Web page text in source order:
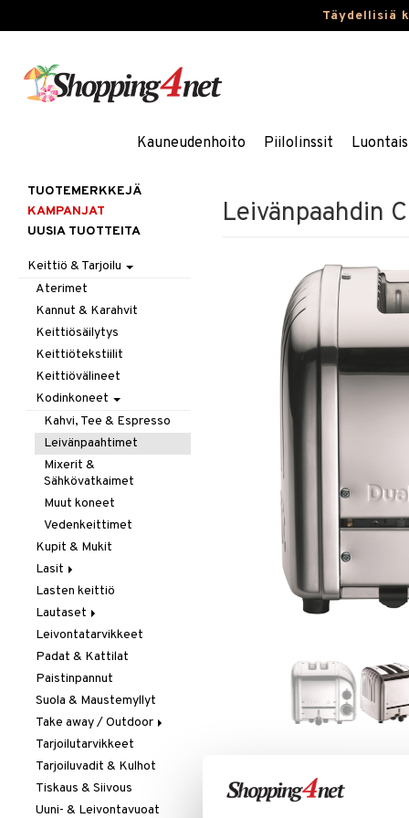
Täydellisiä
Kauneudenhoito Piilolinssit
Leivänpaahdin
LISÄÄ TOIVELISTALLE
TUOTEMERKKEJÄ
KAMPANJAT
UUSIA TUOTTEITA
Keittiö & Tarjoilu
Aterimet
Kannut & Karahvit
Keittiösäilytys
Keittiötekstiilit
Keittiövälineet
Kodinkoneet
Kahvi, Tee & Espresso
Leivänpaahtimet
Mixerit &
Sähkövatkaimet
Muut koneet
Vedenkeittimet
Kupit & Mukit
Lasit
Juoma- & Cocktailasit
Juomalasit
Olutlasit
Shamppanjalasit
Snapsi- & Aveclasit
Viinilasit
Whiskey- & Konjakkilasit
Lasten keittiö
Lautaset
Asetit
Ruokalautaset
Syvät lautaset
Leivontatarvikkeet
Padat & Kattilat
Paistinpannut
Suola & Maustemyllyt
Take away / Outdoor
Eväslaatikot
Pullot
Termoskannut
Termosmukit
Tarjoilutarvikkeet
Tarjoiluvadit & Kulhot
Tiskaus & Siivous
Uuni- & Leivontavuoat